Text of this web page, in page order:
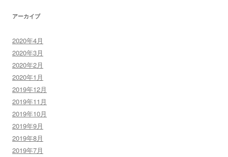
アーカイブ
2020年4月
2020年3月
2020年2月
2020年1月
2019年12月
2019年11月
2019年10月
2019年9月
2019年8月
2019年7月